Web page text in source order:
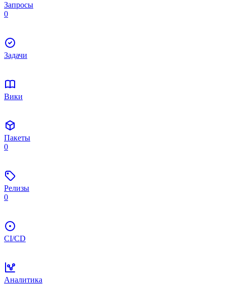
Запросы
0
Задачи
Вики
Пакеты
0
Релизы
0
CI/CD
Аналитика